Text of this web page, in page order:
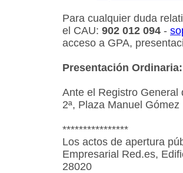
Para cualquier duda
el CAU: 902 012 094 -
acceso a GPA,
Presentación Ordinaria:
Ante el Registro General
2ª, Plaza Manuel
****************
Los actos de apertura
Empresarial Red.es,
28020